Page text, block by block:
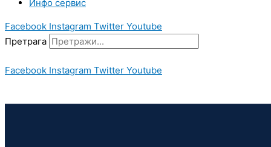
Инфо сервис
Facebook Instagram Twitter Youtube
Претрага
Facebook Instagram Twitter Youtube